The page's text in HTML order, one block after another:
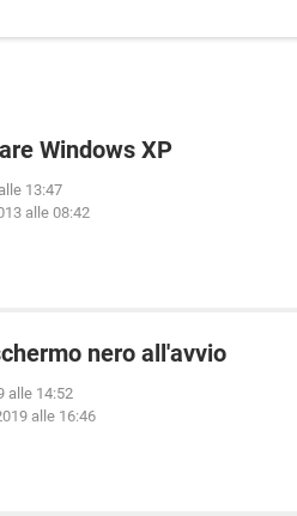
Windows XP
13:47
alle 08:42
nero all'avvio
alle 14:52
alle 16:46